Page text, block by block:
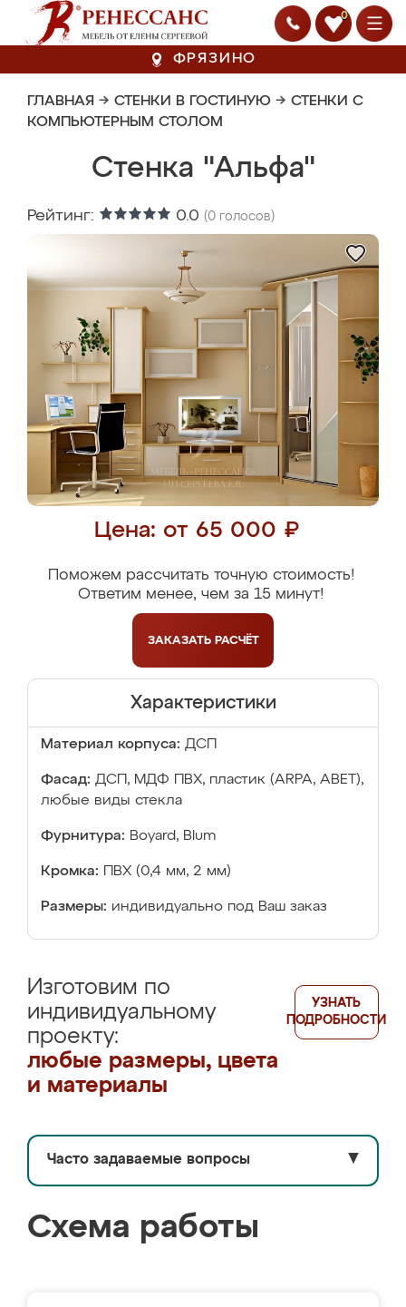
0
ФРЯЗИНО
ГЛАВНАЯ → СТЕНКИ В ГОСТИНУЮ → СТЕНКИ С
КОМПЬЮТЕРНЫМ СТОЛОМ
Стенка "Альфа"
Рейтинг: 0.0 (0 голосов)
Цена: от 65 000 ₽
Поможем рассчитать точную стоимость!
Ответим менее, чем за 15 минут!
ЗАКАЗАТЬ РАСЧЁТ
Характеристики
Материал корпуса: ДСП
Фасад: ДСП, МДФ ПВХ, пластик (ARPA, ABET),
любые виды стекла
Фурнитура: Boyard, Blum
Кромка: ПВХ (0,4 мм, 2 мм)
Размеры: индивидуально под Ваш заказ
Изготовим по
индивидуальному
проекту:
любые размеры, цвета
и материалы
УЗНАТЬ
ПОДРОБНОСТИ
Часто задаваемые вопросы ▼
Схема работы